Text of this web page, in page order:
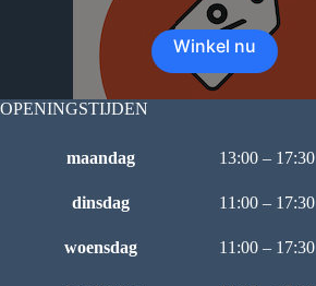
Winkel nu
OPENINGSTIJDEN
maandag 13:00 – 17:30
dinsdag 11:00 – 17:30
woensdag 11:00 – 17:30